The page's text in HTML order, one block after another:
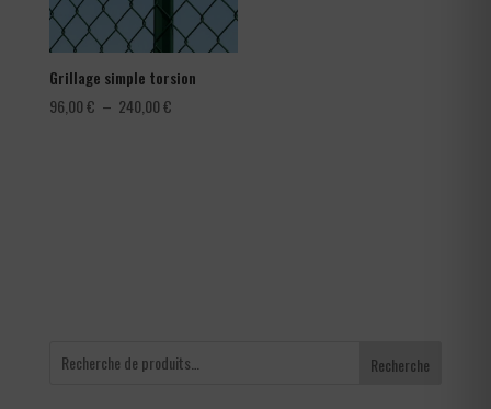
Grillage simple torsion
96,00€ – 240,00€Plage
Recherche